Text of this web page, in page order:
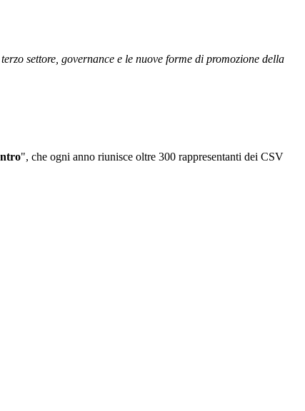
settore, governance e le nuove forme di promozione della
", che ogni anno riunisce oltre 300 rappresentanti dei CSV